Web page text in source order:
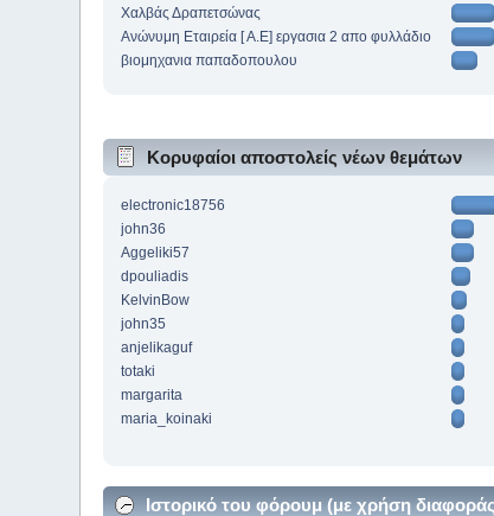
Χαλβάς Δραπετσώνας
Ανώνυμη Εταιρεία [ Α.Ε] εργασια 2 απο φυλλάδιο
βιομηχανια παπαδοπουλου
Κορυφαίοι αποστολείς νέων θεμάτων
electronic18756
john36
Aggeliki57
dpouliadis
KelvinBow
john35
anjelikaguf
totaki
margarita
maria_koinaki
Ιστορικό του φόρουμ (με χρήση